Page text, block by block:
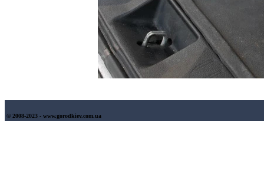
© 2008-2023 - www.gorodkiev.com.ua